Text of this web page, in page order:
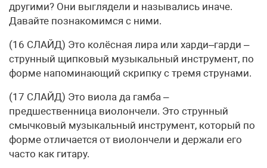
другими? Они выглядели и назывались иначе.
Давайте познакомимся с ними.
(16 СЛАЙД) Это колёсная лира или харди–гарди –
струнный щипковый музыкальный инструмент, по
форме напоминающий скрипку с тремя струнами.
(17 СЛАЙД) Это виола да гамба –
предшественница виолончели. Это струнный
смычковый музыкальный инструмент, который по
форме отличается от виолончели и держали его
часто как гитару.